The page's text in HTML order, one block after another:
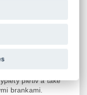
lakováním
– antracitová
daného
pletiv a také
brankami.